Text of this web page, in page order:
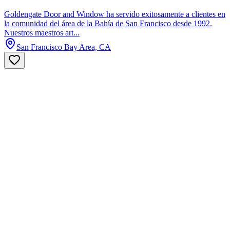
Goldengate Door and Window ha servido exitosamente a clientes en
la comunidad del área de la Bahía de San Francisco desde 1992.
Nuestros maestros art...
San Francisco Bay Area, CA